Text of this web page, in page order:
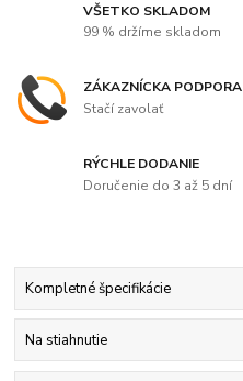
VŠETKO SKLADOM
99 % držíme skladom
ZÁKAZNÍCKA PODPORA
Stačí zavolať
RÝCHLE DODANIE
Doručenie do 3 až 5 dní
Kompletné špecifikácie
Na stiahnutie